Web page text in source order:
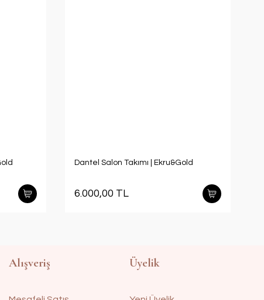
Dantel Salon Takımı | Ekru&Gold
6.000,00 TL
Alışveriş Üyelik